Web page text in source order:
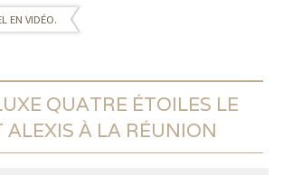
EN VIDÉO.
QUATRE ÉTOILES LE
ALEXIS À LA RÉUNION